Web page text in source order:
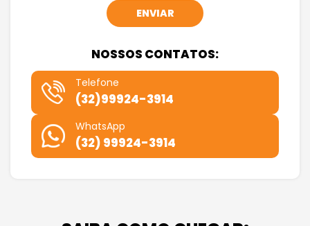
NOSSOS CONTATOS:
Telefone
(32)99924-3914
WhatsApp
(32) 99924-3914